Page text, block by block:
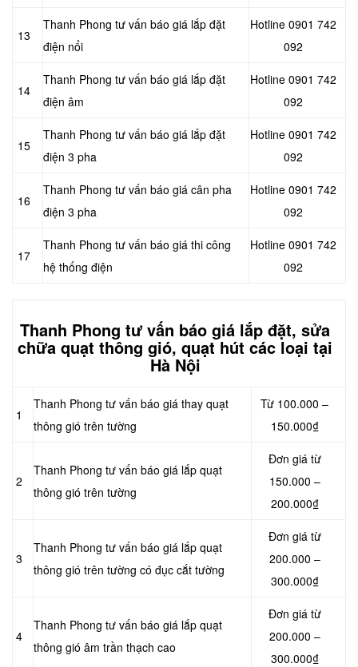
13
Thanh Phong tư vấn báo giá lắp đặt
điện nổi
Hotline 0901 742
092
14
Thanh Phong tư vấn báo giá lắp đặt
điện âm
Hotline 0901 742
092
15
Thanh Phong tư vấn báo giá lắp đặt
điện 3 pha
Hotline 0901 742
092
16
Thanh Phong tư vấn báo giá cân pha
điện 3 pha
Hotline 0901 742
092
17
Thanh Phong tư vấn báo giá thi công
hệ thống điện
Hotline 0901 742
092
Thanh Phong tư vấn báo giá lắp đặt, sửa
chữa quạt thông gió, quạt hút các loại tại
Hà Nội
1
Thanh Phong tư vấn báo giá thay quạt
thông gió trên tường
Từ 100.000 –
150.000₫
2
Thanh Phong tư vấn báo giá lắp quạt
thông gió trên tường
Đơn giá từ
150.000 –
200.000₫
3
Thanh Phong tư vấn báo giá lắp quạt
thông gió trên tường có đục cắt tường
Đơn giá từ
200.000 –
300.000₫
4
Thanh Phong tư vấn báo giá lắp quạt
thông gió âm trần thạch cao
Đơn giá từ
200.000 –
300.000₫